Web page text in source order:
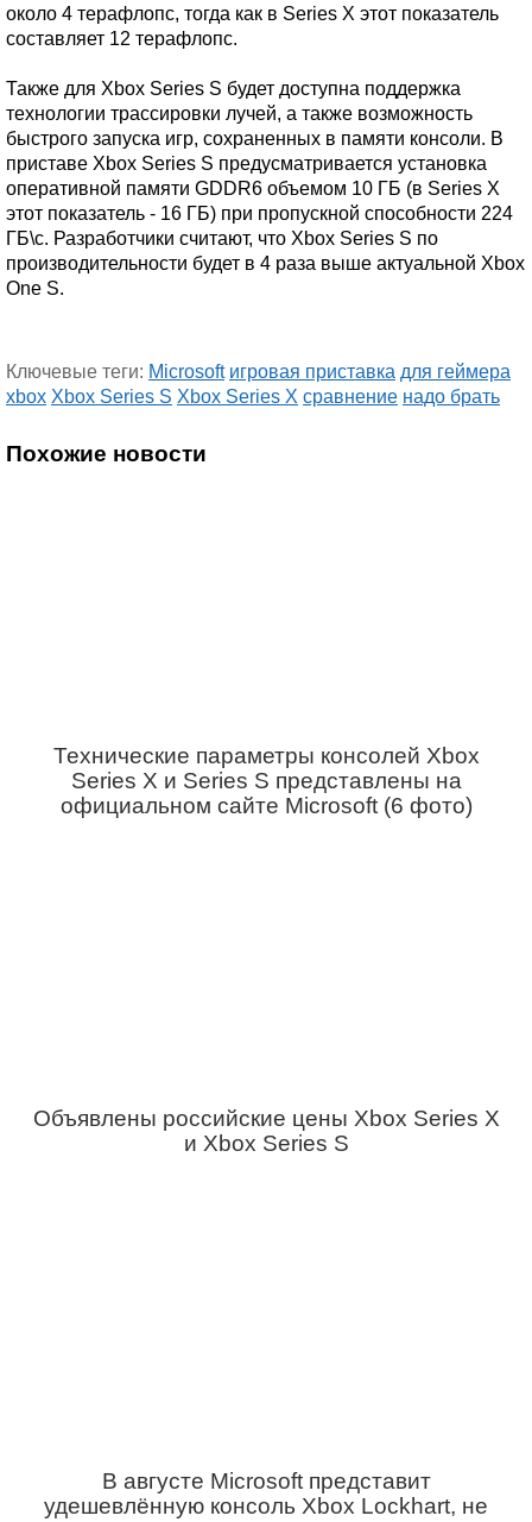
около 4 терафлопс, тогда как в Series X этот показатель
составляет 12 терафлопс.
Также для Xbox Series S будет доступна поддержка
технологии трассировки лучей, а также возможность
быстрого запуска игр, сохраненных в памяти консоли. В
приставе Xbox Series S предусматривается установка
оперативной памяти GDDR6 объемом 10 ГБ (в Series X
этот показатель - 16 ГБ) при пропускной способности 224
ГБ\с. Разработчики считают, что Xbox Series S по
производительности будет в 4 раза выше актуальной Xbox
One S.
Ключевые теги: Microsoft игровая приставка для геймера
xbox Xbox Series S Xbox Series X сравнение надо брать
Похожие новости
Технические параметры консолей Xbox
Series X и Series S представлены на
официальном сайте Microsoft (6 фото)
Объявлены российские цены Xbox Series X
и Xbox Series S
В августе Microsoft представит
удешевлённую консоль Xbox Lockhart, не